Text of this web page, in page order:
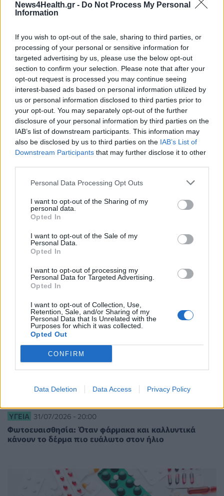
News4Health.gr - Do Not Process My Personal
Information
If you wish to opt-out of the sale, sharing to third parties, or
processing of your personal or sensitive information for
targeted advertising by us, please use the below opt-out
section to confirm your selection. Please note that after your
opt-out request is processed you may continue seeing
interest-based ads based on personal information utilized by
us or personal information disclosed to third parties prior to
your opt-out. You may separately opt-out of the further
disclosure of your personal information by third parties on the
IAB’s list of downstream participants. This information may
also be disclosed by us to third parties on the IAB’s List of
Downstream Participants that may further disclose it to other
Personal Data Processing Opt Outs
I want to opt-out of the Sharing of my
personal data.
Opted In
I want to opt-out of the Sale of my
Personal Data.
Opted In
I want to opt-out of processing my
Personal Data for Targeted Advertising.
Opted In
I want to opt-out of Collection, Use,
Retention, Sale, and/or Sharing of my
Personal Data that Is Unrelated with the
Purposes for which it was collected.
Opted Out
CONFIRM
Data Deletion Data Access Privacy Policy
ΠΕΡΙΣΣΟΤΕΡΑ ΣΤΗΝ ΙΔΙΑ ΚΑΤΗΓΟΡΙΑ
Δέσμευση για παράδοση εμβολίων
κατά του HPV σε 84 εκατ. κορίτσια
08 Ιουνίου 2020
Η Novo Nordisk Hellas στηρίζει τη
ΣΧΕΤΙΚΑ ΑΡΘΡΑ
ΥΓΕΊΑ 31/07/2026 - 20:00
Φωτοευαισθησία: Όταν φάρμακα και καλλυντικά
κάνουν το δέρμα πιο ευάλωτο στον ήλιο